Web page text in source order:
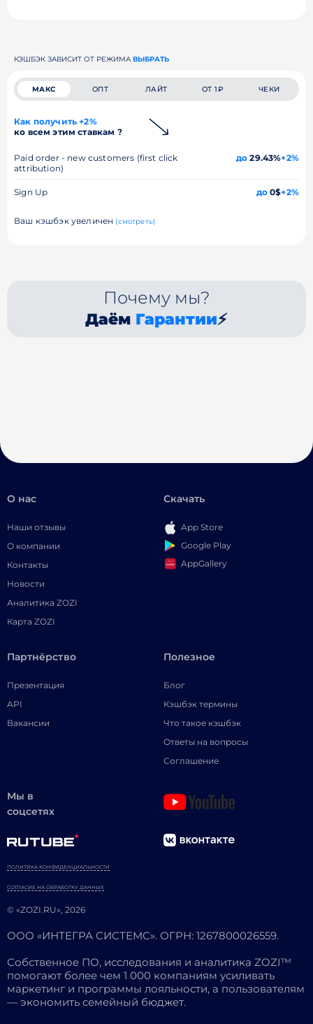
КЭШБЭК ЗАВИСИТ ОТ РЕЖИМА ВЫБРАТЬ
МАКС ОПТ ЛАЙТ ОТ 1₽ ЧЕКИ
Как получить +2%
ко всем этим ставкам ?
Paid order - new customers (first click
attribution)
до 29.43%+2%
Sign Up до0$+2%
Ваш кэшбэк увеличен (смотреть)
Почему мы?
Даём Гарантии⚡
О нас
Наши отзывы
О компании
Контакты
Новости
Аналитика ZOZI
Карта ZOZI
Скачать
App Store
Google Play
AppGallery
Партнёрство
Презентация
API
Вакансии
Полезное
Блог
Кэшбэк термины
Что такое кэшбэк
Ответы на вопросы
Соглашение
Мы в
соцсетях
© «ZOZI.RU», 2026
ПОЛИТИКА КОНФИДЕНЦИАЛЬНОСТИ
СОГЛАСИЕ НА ОБРАБОТКУ ДАННЫХ
ООО «ИНТЕГРА СИСТЕМС». ОГРН: 1267800026559.
Собственное ПО, исследования и аналитика ZOZI™
помогают более чем 1 000 компаниям усиливать
маркетинг и программы лояльности, а пользователям
— экономить семейный бюджет.